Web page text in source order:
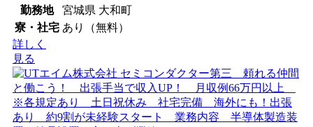
勤務地
宮城県 大和町
寮・社宅 あり（無料）
詳しく
見る